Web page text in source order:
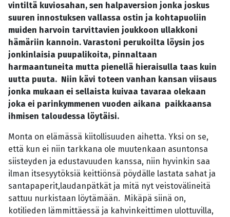
vintiltä kuviosahan, sen halpaversion jonka joskus
suuren innostuksen vallassa ostin ja kohtapuoliin
muiden harvoin tarvittavien joukkoon ullakkoni
hämäriin kannoin. Varastoni perukoilta löysin jos
jonkinlaisia puupalikoita, pinnaltaan
harmaantuneita mutta pienellä hieraisulla taas kuin
uutta puuta. Niin kävi toteen vanhan kansan viisaus
jonka mukaan ei sellaista kuivaa tavaraa olekaan
joka ei parinkymmenen vuoden aikana paikkaansa
ihmisen taloudessa löytäisi.
Monta on elämässä kiitollisuuden aihetta. Yksi on se,
että kun ei niin tarkkana ole muutenkaan asuntonsa
siisteyden ja edustavuuden kanssa, niin hyvinkin saa
ilman itsesyytöksiä keittiönsä pöydälle lastata sahat ja
santapaperit,laudanpätkät ja mitä nyt veistovälineitä
sattuu nurkistaan löytämään. Mikäpä siinä on,
kotilieden lämmittäessä ja kahvinkeittimen ulottuvilla,